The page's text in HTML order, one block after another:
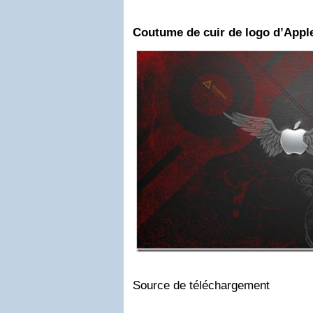
Coutume de cuir de logo
Source de téléchargement